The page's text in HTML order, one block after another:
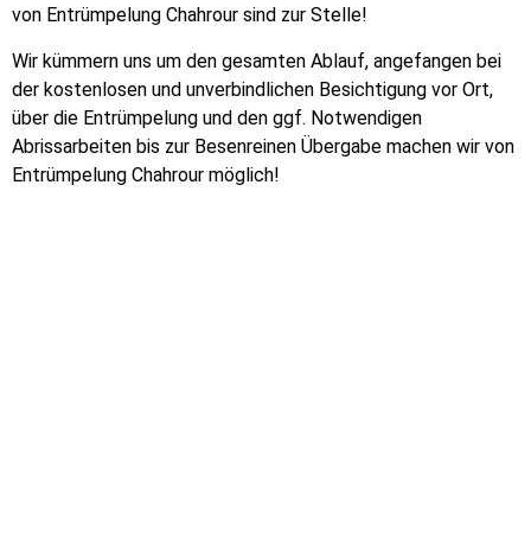
von Entrümpelung Chahrour sind zur Stelle!
Wir kümmern uns um den gesamten Ablauf, angefangen bei
der kostenlosen und unverbindlichen Besichtigung vor Ort,
über die Entrümpelung und den ggf. Notwendigen
Abrissarbeiten bis zur Besenreinen Übergabe machen wir von
Entrümpelung Chahrour möglich!